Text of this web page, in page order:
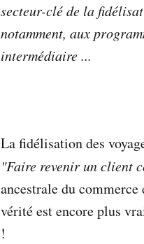
secteur-clé de la
notamment, aux
intermédiaire ...
La fidélisation des
"Faire revenir un client
ancestrale du
vérité est encore plus
!